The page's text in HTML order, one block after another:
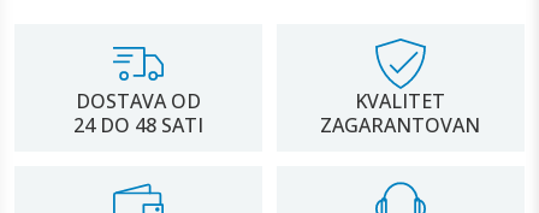
DOSTAVA OD
24 DO 48 SATI
KVALITET
ZAGARANTOVAN